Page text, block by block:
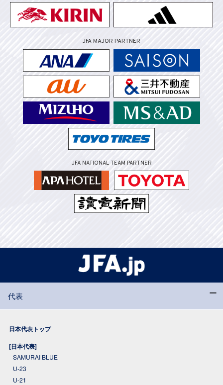
JFA MAJOR PARTNER
JFA NATIONAL TEAM PARTNER
代表
日本代表トップ
[日本代表]
SAMURAI BLUE
U-23
U-21